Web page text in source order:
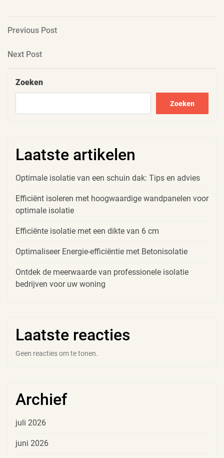
Berichtnavigatie
Previous
Previous Post
Next
Next Post
Zoeken
Zoeken
Laatste artikelen
Optimale isolatie van een schuin dak: Tips en advies
Efficiënt isoleren met hoogwaardige wandpanelen voor
optimale isolatie
Efficiënte isolatie met een dikte van 6 cm
Optimaliseer Energie-efficiëntie met Betonisolatie
Ontdek de meerwaarde van professionele isolatie
bedrijven voor uw woning
Laatste reacties
Geen reacties om te tonen.
Archief
juli 2026
juni 2026